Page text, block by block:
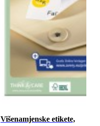
Višenamjenske etikete,